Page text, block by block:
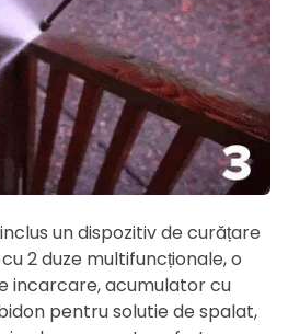
un dispozitiv de curățare
2 duze multifuncționale, o
incarcare, acumulator cu
pentru solutie de spalat,